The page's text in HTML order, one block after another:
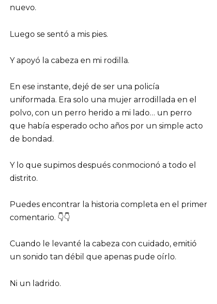
nuevo.
Luego se sentó a mis pies.
Y apoyó la cabeza en mi rodilla.
En ese instante, dejé de ser una policía
uniformada. Era solo una mujer arrodillada en el
polvo, con un perro herido a mi lado… un perro
que había esperado ocho años por un simple acto
de bondad.
Y lo que supimos después conmocionó a todo el
distrito.
Puedes encontrar la historia completa en el primer
comentario. 👇👇
Cuando le levanté la cabeza con cuidado, emitió
un sonido tan débil que apenas pude oírlo.
Ni un ladrido.